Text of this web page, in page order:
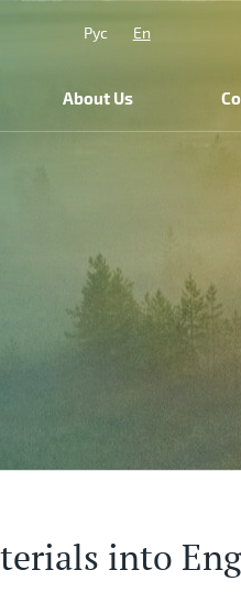
Рус En
About Us
into